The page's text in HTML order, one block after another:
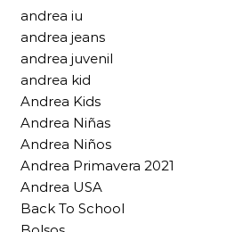
andrea iu
andrea jeans
andrea juvenil
andrea kid
Andrea Kids
Andrea Niñas
Andrea Niños
Andrea Primavera 2021
Andrea USA
Back To School